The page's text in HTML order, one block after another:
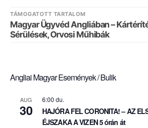
TÁMOGATOTT TARTALOM
Magyar Ügyvéd Angliában –
Sérülések, Orvosi Műhibák
Angliai Magyar Események / Bulik
AUG
30
6:00 du.
HAJÓRA FEL CORONITA! – AZ
ÉJSZAKA A VIZEN 5 órán át